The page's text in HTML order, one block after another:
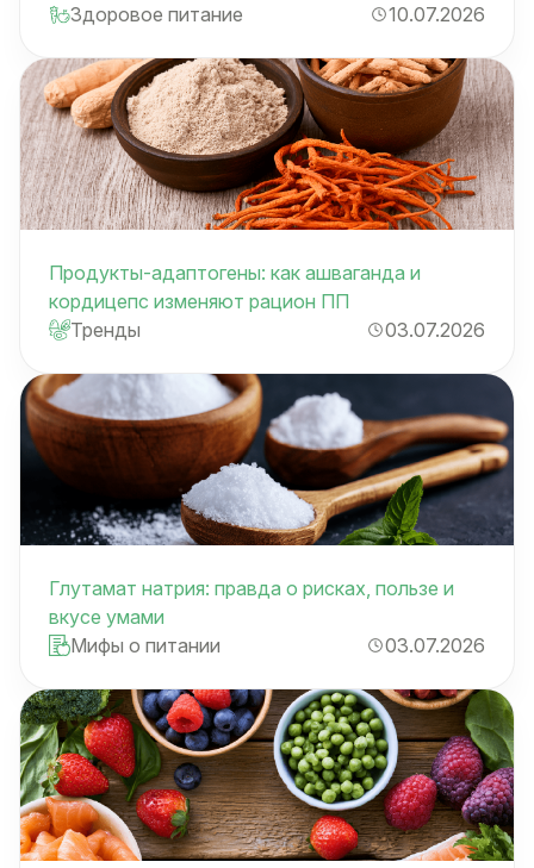
Здоровое питание
10.07.2026
Продукты-адаптогены: как ашваганда и
кордицепс изменяют рацион ПП
Тренды
03.07.2026
Глутамат натрия: правда о рисках, пользе и
вкусе умами
Мифы о питании
03.07.2026